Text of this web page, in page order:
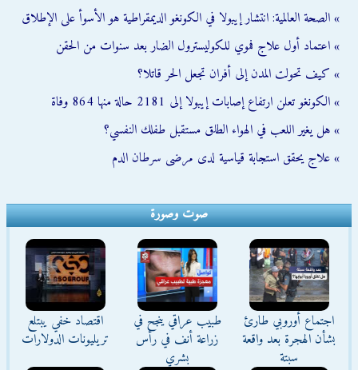
» الصحة العالمية: انتشار إيبولا في الكونغو الديمقراطية هو الأسوأ على الإطلاق
» اعتماد أول علاج فموي للكوليسترول الضار بعد سنوات من الحقن
» كيف تحولت المدن إلى أفران تجعل الحر قاتلا؟
» الكونغو تعلن ارتفاع إصابات إيبولا إلى 2181 حالة منها 864 وفاة
» هل يغير اللعب في الهواء الطلق مستقبل طفلك النفسي؟
» علاج يحقق استجابة قياسية لدى مرضى سرطان الدم
صوت وصورة
اجتماع أوروبي طارئ
بشأن الهجرة بعد واقعة
سبتة
طبيب عراقي ينجح في
زراعة أنف في رأس
بشري
اقتصاد خفي يبتلع
تريليونات الدولارات